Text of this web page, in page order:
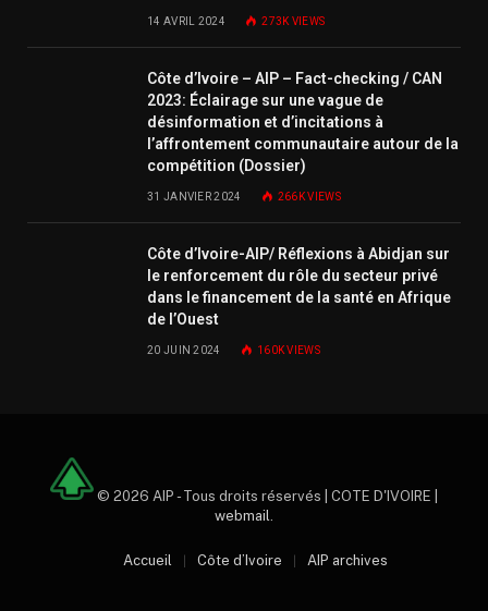
14 AVRIL 2024 273K VIEWS
Côte d’Ivoire – AIP – Fact-checking / CAN
2023: Éclairage sur une vague de
désinformation et d’incitations à
l’affrontement communautaire autour de la
compétition (Dossier)
31 JANVIER 2024 266KVIEWS
Côte d’Ivoire-AIP/ Réflexions à Abidjan sur
le renforcement du rôle du secteur privé
dans le financement de la santé en Afrique
de l’Ouest
20 JUIN 2024 160KVIEWS
© 2026 AIP - Tous droits réservés | COTE D'IVOIRE |
webmail.
Accueil Côte d’Ivoire AIP archives